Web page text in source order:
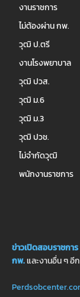
งานราชการ
ไม่ต้องผ่าน กพ.
วุฒิ ป.ตรี
งานโรงพยาบาล
วุฒิ ปวส.
วุฒิ ม.6
วุฒิ ม.3
วุฒิ ปวช.
ไม่จำกัดวุฒิ
พนักงานราชการ
ข่าวเปิดสอบราชการ
กพ.และงานอื่น ๆ อี